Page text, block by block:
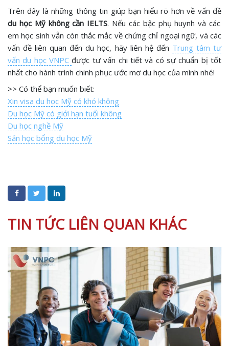
Trên đây là những thông tin giúp bạn hiểu rõ hơn về vấn đề
du học Mỹ không cần IELTS. Nếu các bậc phụ huynh và các
em học sinh vẫn còn thắc mắc về chứng chỉ ngoại ngữ, và các
vấn đề liên quan đến du học, hãy liên hệ đến Trung tâm tư
vấn du học VNPCđược tư vấn chi tiết và có sự chuẩn bị tốt
nhất cho hành trình chinh phục ước mơ du học của mình nhé!
>> Có thể bạn muốn biết:
Xin visa du học Mỹ có khó không
Du học Mỹ có giới hạn tuổi không
Du học nghề Mỹ
Săn học bổng du học Mỹ
TIN TỨC LIÊN QUAN KHÁC